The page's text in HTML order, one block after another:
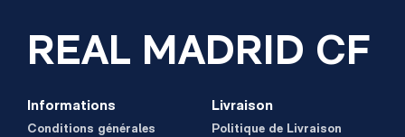
REAL MADRID CF
Informations
Conditions générales
Livraison
Politique de Livraison